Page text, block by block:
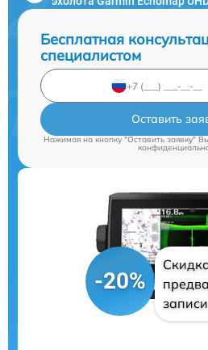
Бесплатная
специалистом
Оставить
Нажимая на кнопку "Оставить заявку"
-20%